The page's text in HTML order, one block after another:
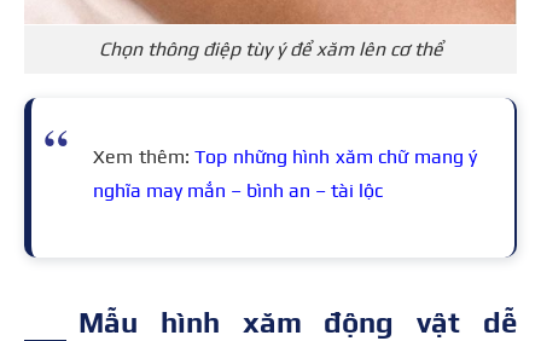
Chọn thông điệp tùy ý để xăm lên cơ thể
Xem thêm: Top những hình xăm chữ mang ý
nghĩa may mắn – bình an – tài lộc
Mẫu hình xăm động vật dễ